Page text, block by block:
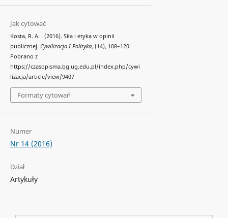
Jak cytować
Kosta, R. A. . (2016). Siła i etyka w opinii
publicznej. Cywilizacja I Polityka, (14), 108–120.
Pobrano z
https://czasopisma.bg.ug.edu.pl/index.php/cywi
lizacja/article/view/9407
Formaty cytowań
Numer
Nr 14 (2016)
Dział
Artykuły